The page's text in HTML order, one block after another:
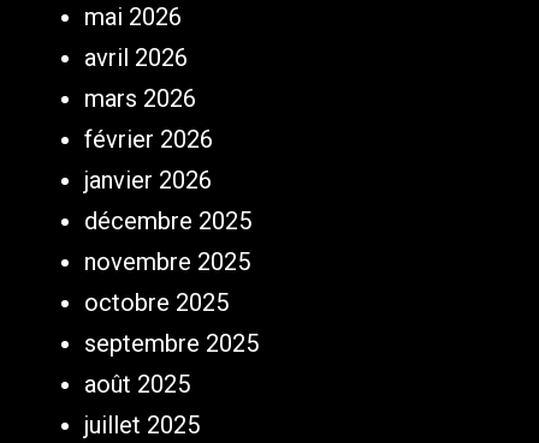
mai 2026
avril 2026
mars 2026
février 2026
janvier 2026
décembre 2025
novembre 2025
octobre 2025
septembre 2025
août 2025
juillet 2025